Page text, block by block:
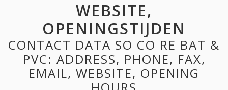
WEBSITE,
OPENINGSTIJDEN
CONTACT DATA SO CO RE BAT &
PVC: ADDRESS, PHONE, FAX,
EMAIL, WEBSITE, OPENING